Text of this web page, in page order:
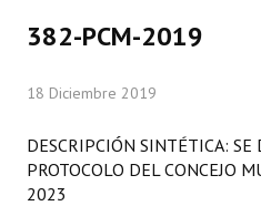
Comisiones Permanentes
Comisiones Especiales
Concejales Mandato Cumplido
Programas
382-PCM-2019
18 Diciembre 2019
DESCRIPCIÓN SINTÉTICA: SE
PROTOCOLO DEL CONCEJO
2023